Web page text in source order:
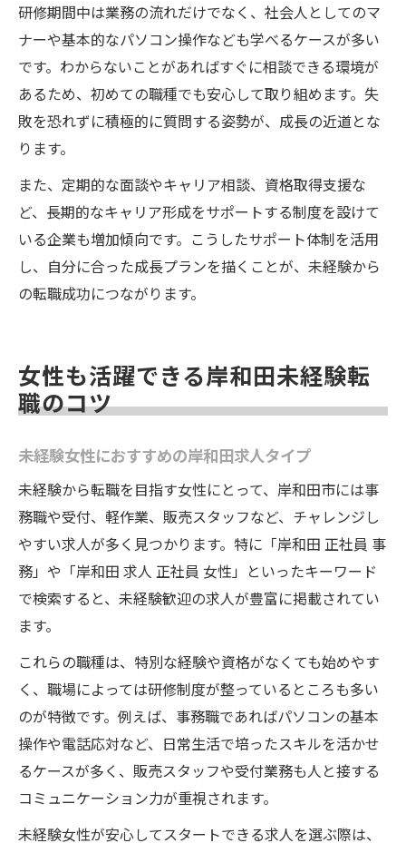
研修期間中は業務の流れだけでなく、社会人としてのマ
ナーや基本的なパソコン操作なども学べるケースが多い
です。わからないことがあればすぐに相談できる環境が
あるため、初めての職種でも安心して取り組めます。失
敗を恐れずに積極的に質問する姿勢が、成長の近道とな
ります。
また、定期的な面談やキャリア相談、資格取得支援な
ど、長期的なキャリア形成をサポートする制度を設けて
いる企業も増加傾向です。こうしたサポート体制を活用
し、自分に合った成長プランを描くことが、未経験から
の転職成功につながります。
女性も活躍できる岸和田未経験転
職のコツ
未経験女性におすすめの岸和田求人タイプ
未経験から転職を目指す女性にとって、岸和田市には事
務職や受付、軽作業、販売スタッフなど、チャレンジし
やすい求人が多く見つかります。特に「岸和田 正社員 事
務」や「岸和田 求人 正社員 女性」といったキーワード
で検索すると、未経験歓迎の求人が豊富に掲載されてい
ます。
これらの職種は、特別な経験や資格がなくても始めやす
く、職場によっては研修制度が整っているところも多い
のが特徴です。例えば、事務職であればパソコンの基本
操作や電話応対など、日常生活で培ったスキルを活かせ
るケースが多く、販売スタッフや受付業務も人と接する
コミュニケーション力が重視されます。
未経験女性が安心してスタートできる求人を選ぶ際は、